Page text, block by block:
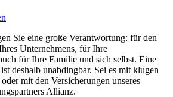
Sie eine große Verantwortung: für den
Unternehmens, für Ihre
für Ihre Familie und sich selbst. Eine
deshalb unabdingbar. Sei es mit klugen
mit den Versicherungen unseres
Allianz.